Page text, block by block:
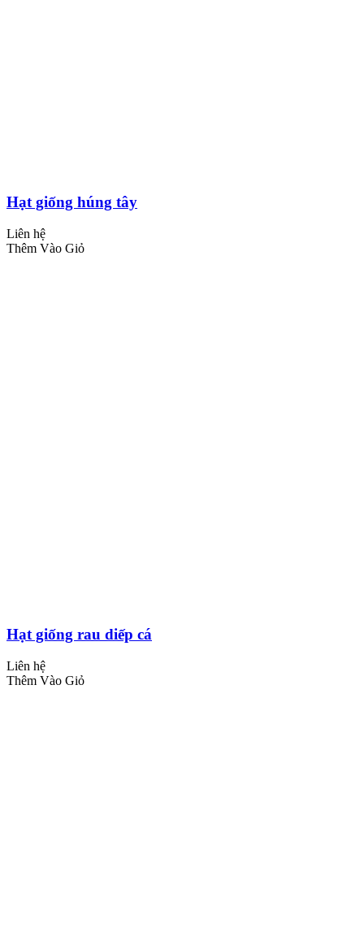
Hạt giống húng tây
Liên hệ
Thêm Vào Giỏ
Hạt giống rau diếp cá
Liên hệ
Thêm Vào Giỏ